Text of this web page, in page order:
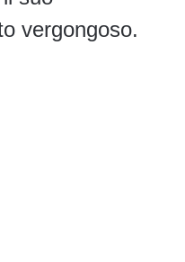
vergongoso.